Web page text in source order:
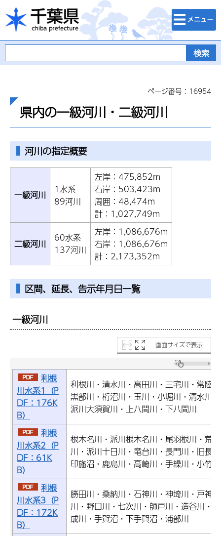
千葉県
検索・メニュ
ー
ページ番号：16954
県内の一級河川・二級河川
河川の指定概要
一級河川
1水系
89河川
左岸：475,852m
右岸：503,423m
周囲：48,474m
計：1,027,749m
二級河川
60水系
137河川
左岸：1,086,676m
右岸：1,086,676m
計：2,173,352m
区間、延長、告示年月日一覧
一級河川
画面サイズで表示
利根
川水系1（P
DF：176K
B）
利根川・清水川・高田川・三宅川・常陸
黒部川・桁沼川・玉川・小堀川・清水川
派川大須賀川・上八間川・下八間川
利根
川水系2（P
DF：61K
B）
根木名川・派川根木名川・尾羽根川・荒
川・派川十日川・竜台川・長門川・旧長
印旛沼・鹿島川・高崎川・手繰川・小竹
利根
川水系3（P
DF：172K
B）
勝田川・桑納川・石神川・神埼川・戸神
川・野口川・七次川・師戸川・造谷川・
成川・手賀沼・下手賀沼・浦部川